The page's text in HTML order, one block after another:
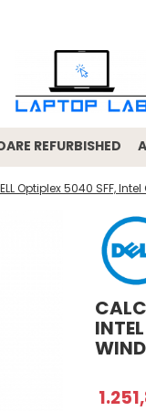
REFURBISHED
Optiplex 5040 SFF,